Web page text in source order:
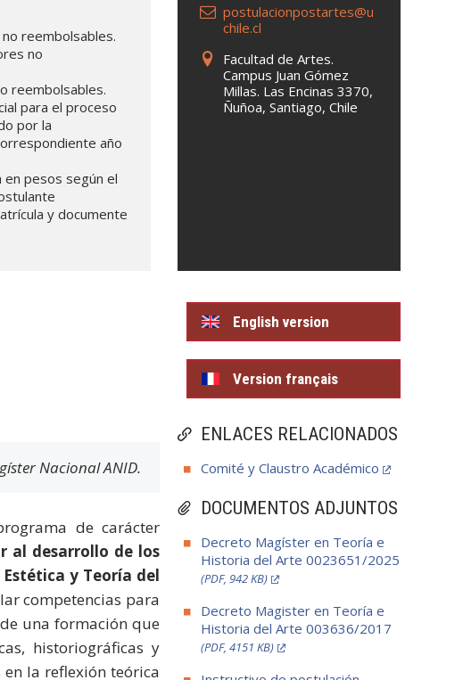
postulacionpostartes@u
chile.cl
Facultad de Artes.
Campus Juan Gómez
Millas. Las Encinas 3370,
Ñuñoa, Santiago, Chile
reembolsables.
no
reembolsables.
para el proceso
por la
año
pesos según el
y documente
English version
Version français
ENLACES RELACIONADOS
Comité y Claustro Académico
DOCUMENTOS ADJUNTOS
Decreto Magíster en Teoría e
Historia del Arte 0023651/2025
(PDF, 942 KB)
Decreto Magister en Teoría e
Historia del Arte 003636/2017
(PDF, 4151 KB)
Nacional ANID.
de carácter
al desarrollo de los
y Teoría del
competencias para
una formación que
historiográficas y
la reflexión teórica